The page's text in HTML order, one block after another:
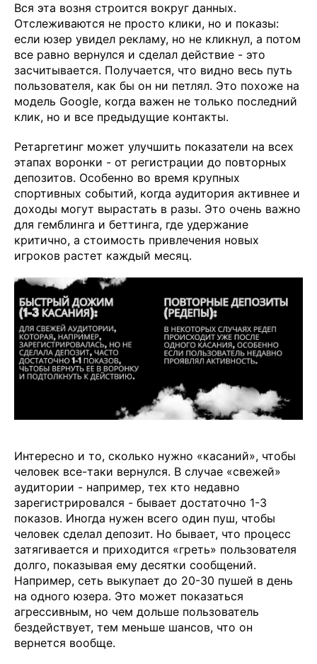
Вся эта возня строится вокруг данных.
Отслеживаются не просто клики, но и показы:
если юзер увидел рекламу, но не кликнул, а потом
все равно вернулся и сделал действие - это
засчитывается. Получается, что видно весь путь
пользователя, как бы он ни петлял. Это похоже на
модель Google, когда важен не только последний
клик, но и все предыдущие контакты.
Ретаргетинг может улучшить показатели на всех
этапах воронки - от регистрации до повторных
депозитов. Особенно во время крупных
спортивных событий, когда аудитория активнее и
доходы могут вырастать в разы. Это очень важно
для гемблинга и беттинга, где удержание
критично, а стоимость привлечения новых
игроков растет каждый месяц.
Интересно и то, сколько нужно «касаний», чтобы
человек все-таки вернулся. В случае «свежей»
аудитории - например, тех кто недавно
зарегистрировался - бывает достаточно 1-3
показов. Иногда нужен всего один пуш, чтобы
человек сделал депозит. Но бывает, что процесс
затягивается и приходится «греть» пользователя
долго, показывая ему десятки сообщений.
Например, сеть выкупает до 20-30 пушей в день
на одного юзера. Это может показаться
агрессивным, но чем дольше пользователь
бездействует, тем меньше шансов, что он
вернется вообще.